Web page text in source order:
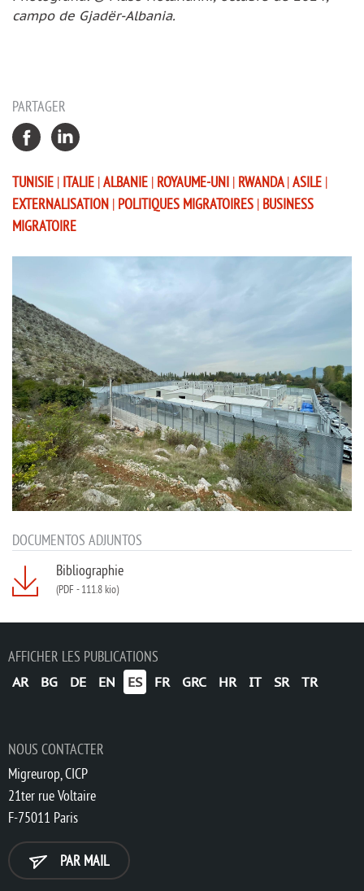
campo de Gjadër-Albania.
PARTAGER
TUNISIE | ITALIE |ALBANIE | ROYAUME-UNI | RWANDA|ASILE |
EXTERNALISATION | POLITIQUES MIGRATOIRES | BUSINESS
MIGRATOIRE
DOCUMENTOS ADJUNTOS
Bibliographie
(PDF-111.8 kio)
AFFICHER LES PUBLICATIONS
AR BG DE EN ES FR GRC HR IT SR TR
NOUS CONTACTER
Migreurop, CICP
21ter rue Voltaire
F-75011 Paris
PAR MAIL